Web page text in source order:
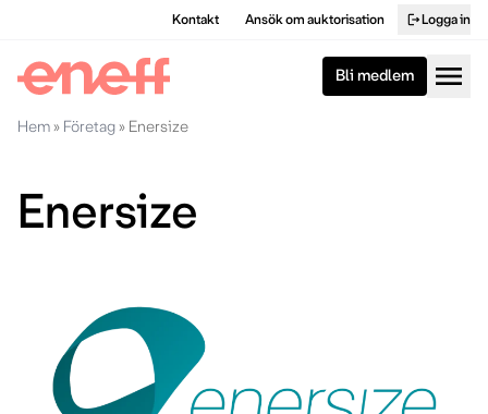
Kontakt Ansök om auktorisation logoutLogga in
Bli medlem menu
Hem» Företag» Enersize
Enersize